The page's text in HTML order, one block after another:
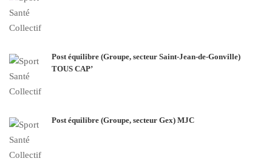
Post équilibre (Groupe, secteur Saint-Jean-de-Gonville)
TOUS CAP’
Post équilibre (Groupe, secteur Gex) MJC